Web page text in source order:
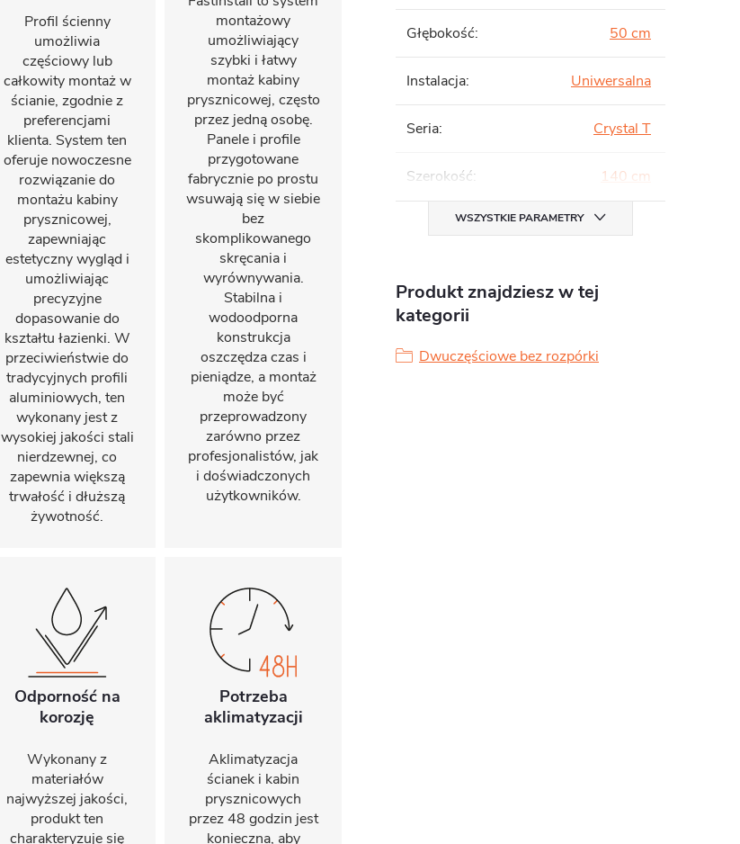
Profil ścienny
umożliwia
częściowy lub
całkowity montaż w
ścianie, zgodnie z
preferencjami
klienta. System ten
oferuje nowoczesne
rozwiązanie do
montażu kabiny
prysznicowej,
zapewniając
estetyczny wygląd i
umożliwiając
precyzyjne
dopasowanie do
kształtu łazienki. W
przeciwieństwie do
tradycyjnych profili
aluminiowych, ten
wykonany jest z
wysokiej jakości stali
nierdzewnej, co
zapewnia większą
trwałość i dłuższą
żywotność.
montażowy
umożliwiający
szybki i łatwy
montaż kabiny
prysznicowej, często
przez jedną osobę.
Panele i profile
przygotowane
fabrycznie po prostu
wsuwają się w siebie
bez
skomplikowanego
skręcania i
wyrównywania.
Stabilna i
wodoodporna
konstrukcja
oszczędza czas i
pieniądze, a montaż
może być
przeprowadzony
zarówno przez
profesjonalistów, jak
i doświadczonych
użytkowników.
Odporność na
korozję
Wykonany z
materiałów
najwyższej jakości,
produkt ten
charakteryzuje się
Potrzeba
aklimatyzacji
Aklimatyzacja
ścianek i kabin
prysznicowych
przez 48 godzin jest
konieczna, aby
Głębokość: 50 cm
Instalacja: Uniwersalna
Seria: Crystal T
Szerokość: 140 cm
WSZYSTKIE PARAMETRY
Produkt znajdziesz w tej
kategorii
Dwuczęściowe bez rozpórki